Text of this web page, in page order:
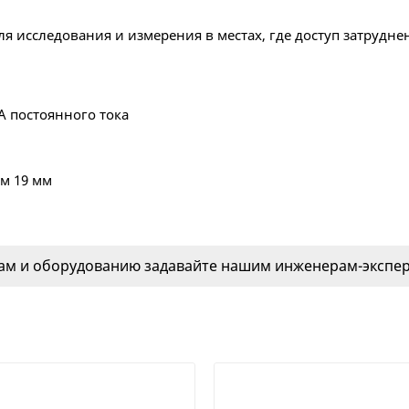
и измерения в местах, где доступ
тока
19 мм
и оборудованию задавайте нашим инженерам-